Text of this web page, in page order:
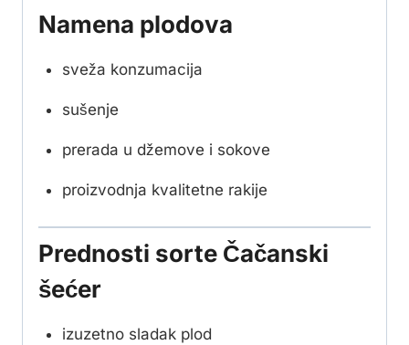
Namena plodova
sveža konzumacija
sušenje
prerada u džemove i sokove
proizvodnja kvalitetne rakije
Prednosti sorte Čačanski
šećer
izuzetno sladak plod